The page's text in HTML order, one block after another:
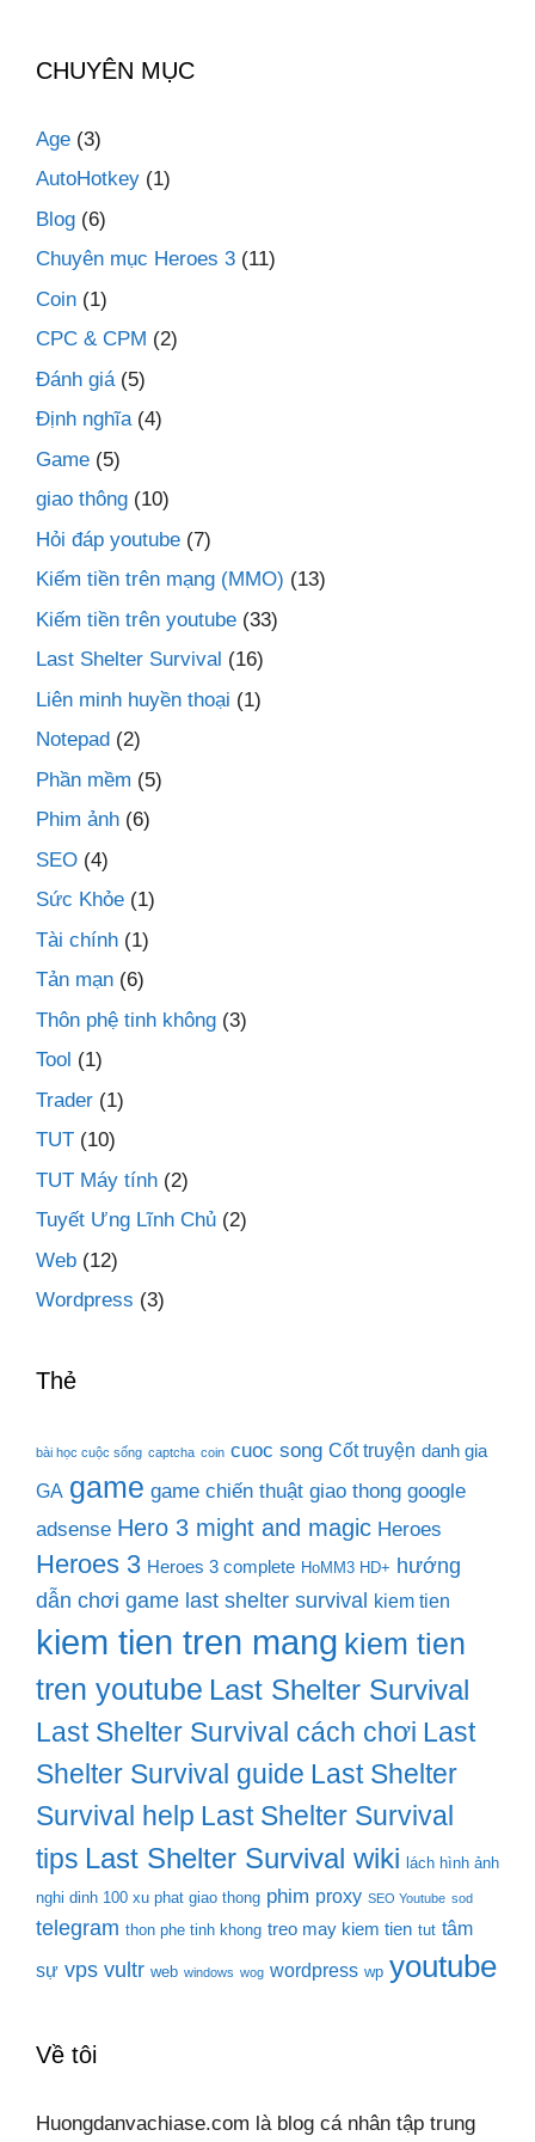
CHUYÊN MỤC
Age (3)
AutoHotkey (1)
Blog (6)
Chuyên mục Heroes 3 (11)
Coin (1)
CPC & CPM (2)
Đánh giá (5)
Định nghĩa(4)
Game (5)
giao thông (10)
Hỏi đáp youtube (7)
Kiếm tiền trên mạng (MMO) (13)
Kiếm tiền trên youtube (33)
Last Shelter Survival (16)
Liên minh huyền thoại (1)
Notepad (2)
Phần mềm (5)
Phim ảnh (6)
SEO (4)
Sức Khỏe (1)
Tài chính (1)
Tản mạn (6)
Thôn phệ tinh không (3)
Tool (1)
Trader (1)
TUT (10)
TUT Máy tính (2)
Tuyết Ưng Lĩnh Chủ (2)
Web (12)
Wordpress (3)
Thẻ
bài học cuộc sống captcha coin cuoc song Cốt truyện danh gia
GA game game chiến thuật giao thong google
adsense Hero 3 might and magic Heroes
Heroes 3 Heroes 3 complete HoMM3 HD+ hướng
dẫn chơi game last shelter survival kiem tien
kiem tien tren mang kiem tien
tren youtube Last Shelter Survival
Last Shelter Survival cách chơi Last
Shelter Survival guide Last Shelter
Survival help Last Shelter Survival
tips Last Shelter Survival wiki lách hình ảnh
nghi dinh 100 xu phat giao thong phim proxy SEO Youtube sod
telegram thon phe tinh khong treo may kiem tien tut tâm
sự vps vultr web windows wog wordpress wp youtube
Về tôi
Huongdanvachiase.com là blog cá nhân tập trung